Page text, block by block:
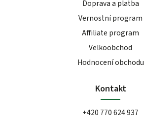
Doprava a platba
Vernostní program
Affiliate program
Velkoobchod
Hodnocení obchodu
Kontakt
+420 770 624 937